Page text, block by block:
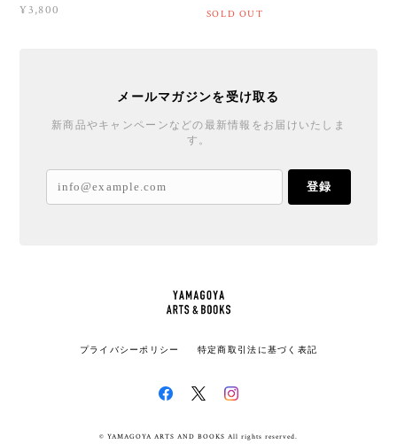
¥3,800 SOLD OUT
メールマガジンを受け取る
新商品やキャンペーンなどの最新情報をお届けいたしま
す。
登録
プライバシーポリシー 特定商取引法に基づく表記
© YAMAGOYA ARTS AND BOOKS All rights reserved.